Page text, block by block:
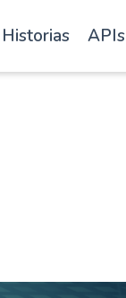
Historias APIs